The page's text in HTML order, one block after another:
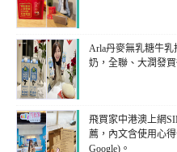
Arla丹麥無乳糖牛
奶，全聯、大潤發
飛買家中港澳上網
薦，內文含使用心
Google)。